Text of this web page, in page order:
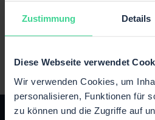
Zustimmung Details
Diese Webseite verwendet
Wir verwenden Cookies, um
personalisieren, Funktionen für
zu können und die Zugriffe auf